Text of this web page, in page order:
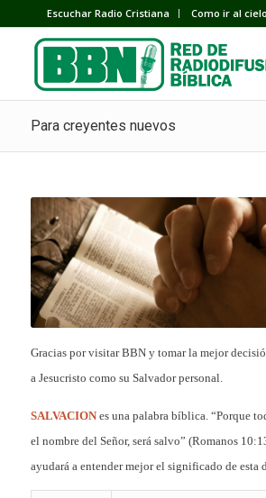
Escuchar Radio Cristiana Como ir al cielo
Para creyentes nuevos
Gracias por visitar BBN y tomar la mejor
a Jesucristo como su Salvador personal.
SALVACIONes una palabra bíblica. “Porque
el nombre del Señor, será salvo” (Romanos
ayudará a entender mejor el significado de esta